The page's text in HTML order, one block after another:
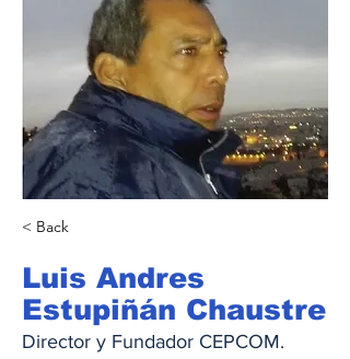
< Back
Luis Andres
Estupiñán Chaustre
Director y Fundador CEPCOM.